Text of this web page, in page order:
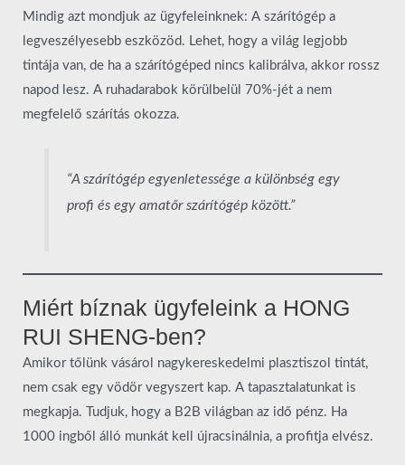
Mindig azt mondjuk az ügyfeleinknek: A szárítógép a
legveszélyesebb eszközöd. Lehet, hogy a világ legjobb
tintája van, de ha a szárítógéped nincs kalibrálva, akkor rossz
napod lesz. A ruhadarabok körülbelül 70%-jét a nem
megfelelő szárítás okozza.
“A szárítógép egyenletessége a különbség egy
profi és egy amatőr szárítógép között.”
Miért bíznak ügyfeleink a HONG
RUI SHENG-ben?
Amikor tőlünk vásárol nagykereskedelmi plasztiszol tintát,
nem csak egy vödör vegyszert kap. A tapasztalatunkat is
megkapja. Tudjuk, hogy a B2B világban az idő pénz. Ha
1000 ingből álló munkát kell újracsinálnia, a profitja elvész.